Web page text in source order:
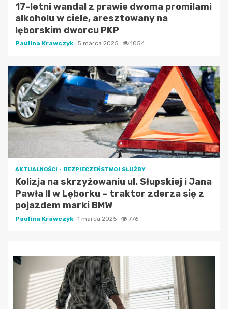
17-letni wandal z prawie dwoma promilami
alkoholu w ciele, aresztowany na
lęborskim dworcu PKP
Paulina Krawczyk 5 marca 2025 1054
AKTUALNOŚCI BEZPIECZEŃSTWO I SŁUŻBY
Kolizja na skrzyżowaniu ul. Słupskiej i Jana
Pawła II w Lęborku – traktor zderza się z
pojazdem marki BMW
Paulina Krawczyk 1 marca 2025 776